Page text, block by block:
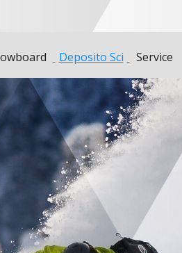
Deposito Sci Service